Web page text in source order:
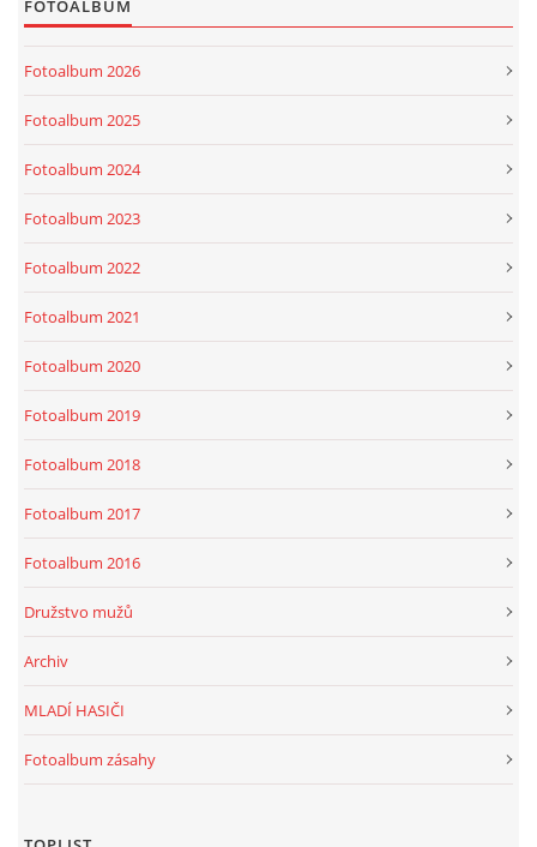
FOTOALBUM
Fotoalbum 2026
Fotoalbum 2025
Fotoalbum 2024
Fotoalbum 2023
Fotoalbum 2022
Fotoalbum 2021
Fotoalbum 2020
Fotoalbum 2019
Fotoalbum 2018
Fotoalbum 2017
Fotoalbum 2016
Družstvo mužů
Archiv
MLADÍ HASIČI
Fotoalbum zásahy